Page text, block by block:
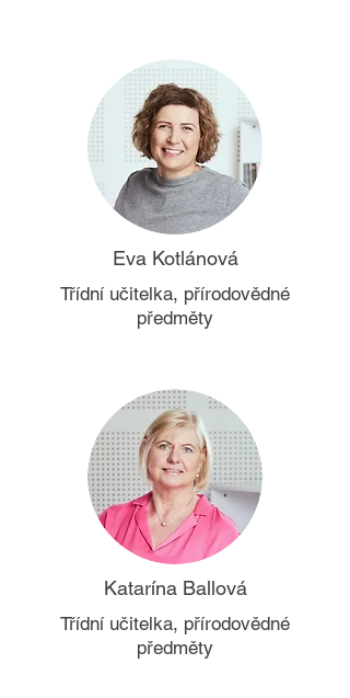
Eva Kotlánová
Třídní učitelka, přírodovědné
předměty​
Katarína Ballová
Třídní učitelka, přírodovědné
předměty